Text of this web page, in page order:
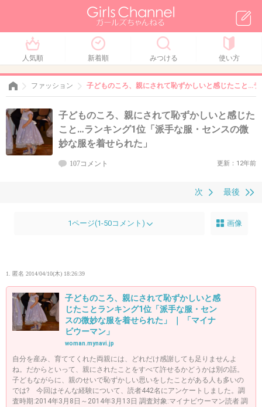
人気順 新着順 みつける 使い方
ファッション 子どものころ、親にされて恥ずかしいと感じたこと…
子どものころ、親にされて恥ずかしいと感じた
こと…ランキング1位「派手な服・センスの微
妙な服を着せられた」
107コメント 更新：12年前
最後
次
1ページ(1-50コメント) 画像
1. 匿名 2014/04/10(木) 18:26:39
子どものころ、親にされて恥ずかしいと感
じたことランキング1位「派手な服・セン
スの微妙な服を着せられた」 ｜ 「マイナ
ビウーマン」
woman.mynavi.jp
自分を産み、育ててくれた両親には、どれだけ感謝しても足りませんよ
ね。だからといって、親にされたことをすべて許せるかどうかは別の話。
子どもながらに、親のせいで恥ずかしい思いをしたことがある人も多いの
では? 今回はそんな経験について、読者442名にアンケートしました。調
査時期:2014年3月8日～2014年3月13日 調査対象:マイナビウーマン読者 調